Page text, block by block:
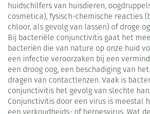
huidschilfers van huisdieren,
cosmetica), fysisch-chemische reacties
chloor, als gevolg van lassen) of droge
Bij bacteriële conjunctivitis gaat het
bacteriën die van nature op onze huid
een infectie veroorzaken bij een
een droog oog, een beschadiging van
dragen van contactlenzen. Vaak is
conjunctivitis het gevolg van slechte
Conjunctivitis door een virus is meestal